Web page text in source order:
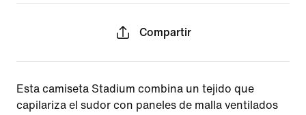
Compartir
Esta camiseta Stadium combina un tejido que
capilariza el sudor con paneles de malla ventilados